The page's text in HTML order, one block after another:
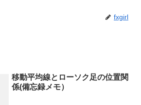
fxgirl
移動平均線とローソク足の位置関
係(備忘録メモ）